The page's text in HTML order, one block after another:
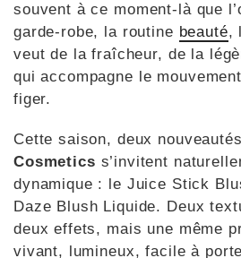
souvent à ce moment-là que
garde-robe, la routine beauté,
veut de la fraîcheur, de la
qui accompagne le
figer.
Cette saison, deux
Cosmetics s’invitent
dynamique : le Juice Stick
Daze Blush Liquide. Deux
deux effets, mais une même
vivant, lumineux, facile à